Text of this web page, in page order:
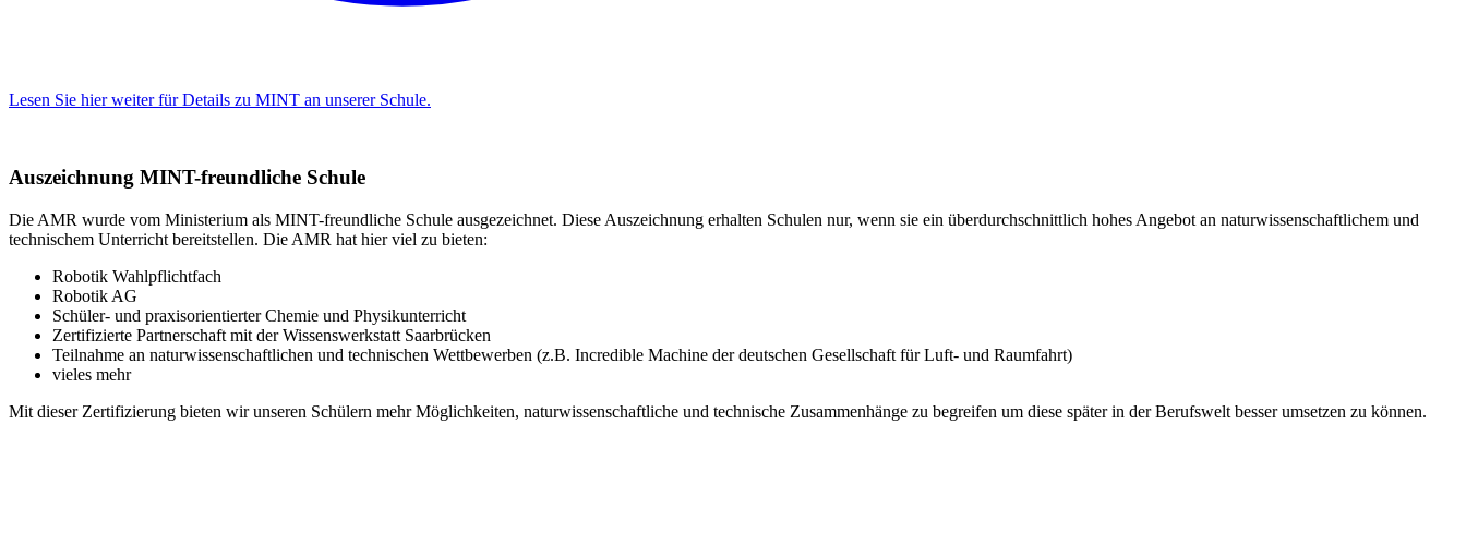
Lesen Sie hier weiter für Details zu MINT an unserer Schule.
Auszeichnung MINT-freundliche Schule
Die AMR wurde vom Ministerium als MINT-freundliche Schule ausgezeichnet. Diese Auszeichnung erhalten Schulen nur, wenn sie ein überdurchschnittlich hohes Angebot an naturwissenschaftlichem und
technischem Unterricht bereitstellen. Die AMR hat hier viel zu bieten:
Robotik Wahlpflichtfach
Robotik AG
Schüler- und praxisorientierter Chemie und Physikunterricht
Zertifizierte Partnerschaft mit der Wissenswerkstatt Saarbrücken
Teilnahme an naturwissenschaftlichen und technischen Wettbewerben (z.B. Incredible Machine der deutschen Gesellschaft für Luft- und Raumfahrt)
vieles mehr
Mit dieser Zertifizierung bieten wir unseren Schülern mehr Möglichkeiten, naturwissenschaftliche und technische Zusammenhänge zu begreifen um diese später in der Berufswelt besser umsetzen zu können.